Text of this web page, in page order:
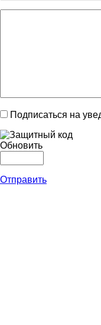
Подписаться на
Обновить
Отправить